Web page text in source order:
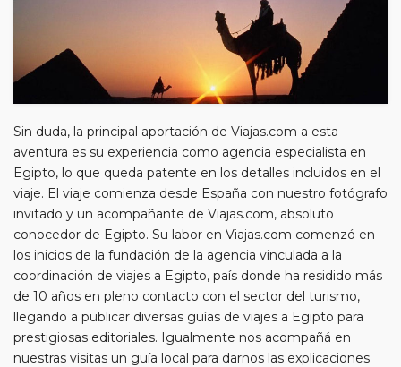
Sin duda, la principal aportación de Viajas.com a esta
aventura es su experiencia como agencia especialista en
Egipto, lo que queda patente en los detalles incluidos en el
viaje. El viaje comienza desde España con nuestro fotógrafo
invitado y un acompañante de Viajas.com, absoluto
conocedor de Egipto. Su labor en Viajas.com comenzó en
los inicios de la fundación de la agencia vinculada a la
coordinación de viajes a Egipto, país donde ha residido más
de 10 años en pleno contacto con el sector del turismo,
llegando a publicar diversas guías de viajes a Egipto para
prestigiosas editoriales. Igualmente nos acompañá en
nuestras visitas un guía local para darnos las explicaciones